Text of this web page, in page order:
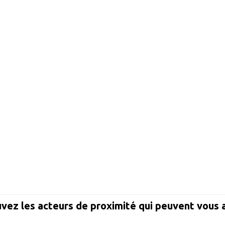
les acteurs de proximité qui peuvent vous